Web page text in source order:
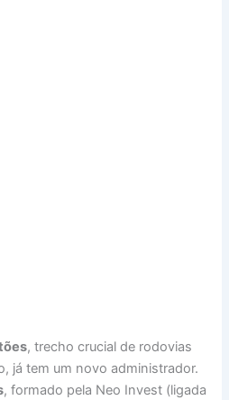
, trecho crucial de rodovias
já tem um novo administrador.
, formado pela Neo Invest (ligada